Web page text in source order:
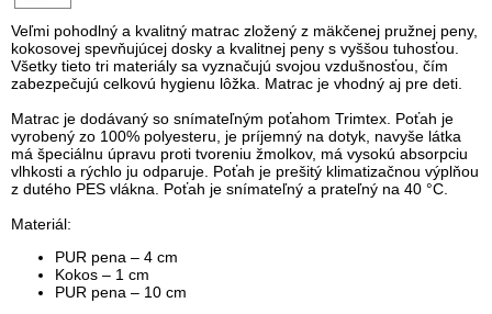
Veľmi pohodlný a kvalitný matrac zložený z mäkčenej pružnej peny,
kokosovej spevňujúcej dosky a kvalitnej peny s vyššou tuhosťou.
Všetky tieto tri materiály sa vyznačujú svojou vzdušnosťou, čím
zabezpečujú celkovú hygienu lôžka. Matrac je vhodný aj pre deti.
Matrac je dodávaný so snímateľným poťahom Trimtex. Poťah je
vyrobený zo 100% polyesteru, je príjemný na dotyk, navyše látka
má špeciálnu úpravu proti tvoreniu žmolkov, má vysokú absorpciu
vlhkosti a rýchlo ju odparuje. Poťah je prešitý klimatizačnou výplňou
z dutého PES vlákna. Poťah je snímateľný a prateľný na 40 °C.
Materiál:
PUR pena – 4 cm
Kokos – 1 cm
PUR pena – 10 cm